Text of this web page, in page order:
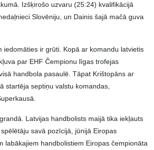
Izšķirošo uzvaru (25:24) kvalifikācijā
Slovēniju, un Dainis šajā mačā guva
iedomāties ir grūti. Kopā ar komandu latvietis
par EHF Čempionu līgas trofejas
handbola pasaulē. Tāpat Krištopāns ar
startēja septiņu valstu komandas,
Latvijas handbolists maijā tika iekļauts
savā pozīcijā, jūnijā Eiropas
labākajiem handbolistiem Eiropas čempionāta